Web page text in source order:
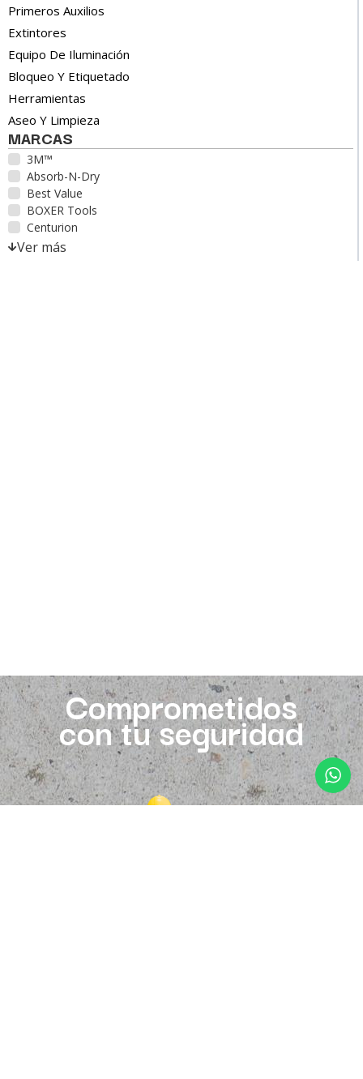
Primeros Auxilios
Extintores
Equipo De Iluminación
Bloqueo Y Etiquetado
Herramientas
Aseo Y Limpieza
MARCAS
3M™
Absorb-N-Dry
Best Value
BOXER Tools
Centurion
Ver más
Comprometidos
con tu seguridad